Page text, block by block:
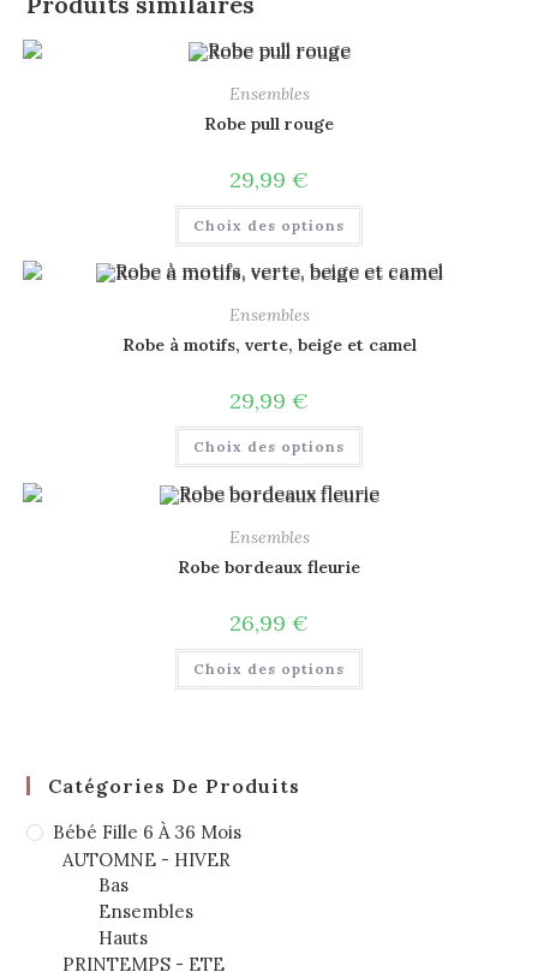
Ensembles
Robe pull rouge
29,99 €
Choix des options
Ensembles
Robe à motifs, verte, beige et camel
29,99 €
Choix des options
Ensembles
Robe bordeaux fleurie
26,99 €
Choix des options
Catégories De Produits
Bébé Fille 6 À 36 Mois
AUTOMNE - HIVER
Bas
Ensembles
Hauts
PRINTEMPS - ETE